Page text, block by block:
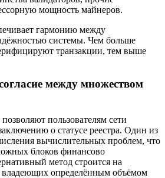
мощность майнеров.
гармонию между
системы. Чем больше
транзакции, тем выше
между множеством
пользователям сети
о статусе реестра. Один из
вычислительных проблем, что
блоков финансово
метод строится на
владеющих определённым объёмом